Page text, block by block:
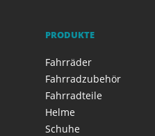
PRODUKTE
Fahrräder
Fahrradzubehör
Fahrradteile
Helme
Schuhe